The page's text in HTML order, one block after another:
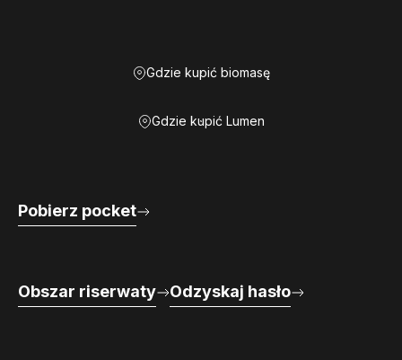
Gdzie kupić biomasę
Gdzie kupić Lumen
Pobierz pocket
Obszar riserwaty Odzyskaj hasło